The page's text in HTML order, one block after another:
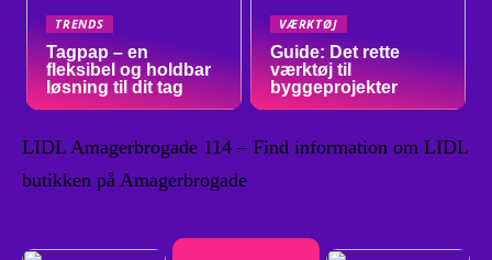
TRENDS
Tagpap – en
fleksibel og holdbar
løsning til dit tag
VÆRKTØJ
Guide: Det rette
værktøj til
byggeprojekter
LIDL Amagerbrogade 114 – Find information om LIDL
butikken på Amagerbrogade